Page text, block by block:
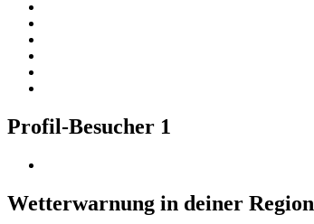
Profil-Besucher 1
Wetterwarnung in deiner Region